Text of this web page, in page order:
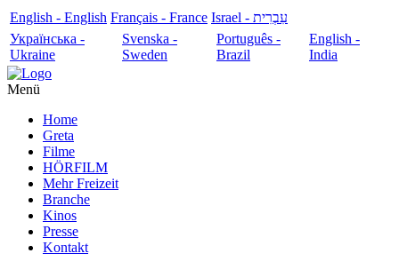
English - English Français - France
עִבְרִית - Israel
Українська -
Ukraine
Svenska -
Sweden
Português -
Brazil
English -
India
Menü
Home
Greta
Filme
HÖRFILM
Mehr Freizeit
Branche
Kinos
Presse
Kontakt